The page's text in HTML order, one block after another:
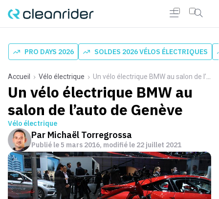
PRO DAYS 2026 SOLDES 2026 VÉLOS ÉLECTRIQUES
Accueil Vélo électrique Un vélo électrique BMW au salon de l’auto de Genève
Un vélo électrique BMW au
salon de l’auto de Genève
Vélo électrique
Par Michaël Torregrossa
Publié le 5 mars 2016, modifié le 22 juillet 2021